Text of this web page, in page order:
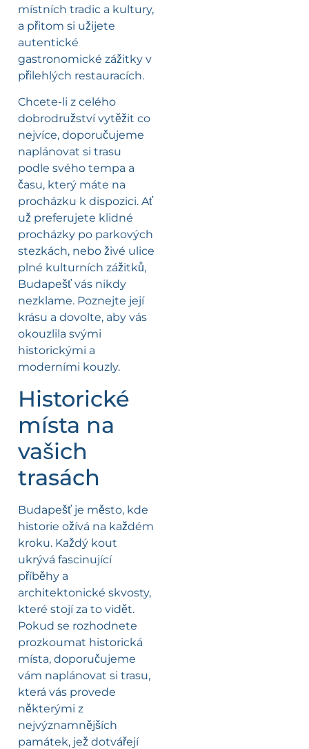
místních tradic a kultury,
a přitom si užijete
autentické
gastronomické zážitky v
přilehlých restauracích.
Chcete-li z celého
dobrodružství vytěžit co
nejvíce, doporučujeme
naplánovat si trasu
podle svého tempa a
času, který máte na
procházku k dispozici. Ať
už preferujete klidné
procházky po parkových
stezkách, nebo živé ulice
plné kulturních zážitků,
Budapešť vás nikdy
nezklame. Poznejte její
krásu a dovolte, aby vás
okouzlila svými
historickými a
moderními kouzly.
Historické
místa na
vašich
trasách
Budapešť je město, kde
historie ožívá na každém
kroku. Každý kout
ukrývá fascinující
příběhy a
architektonické skvosty,
které stojí za to vidět.
Pokud se rozhodnete
prozkoumat historická
místa, doporučujeme
vám naplánovat si trasu,
která vás provede
některými z
nejvýznamnějších
památek, jež dotvářejí